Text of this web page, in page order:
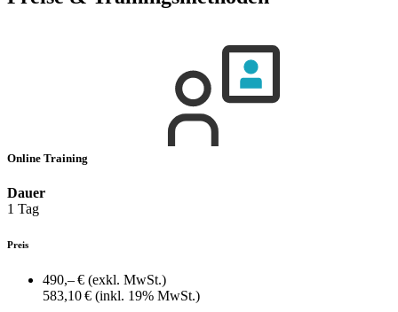
Online Training
Dauer
1 Tag
Preis
490,– € (exkl. MwSt.)
583,10 € (inkl. 19% MwSt.)